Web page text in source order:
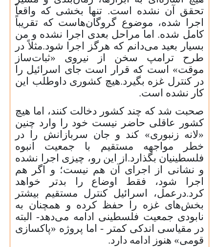
تحقق آن نشده است. تنها بخشی که واقعاً
اجرا شده، موضوع گروگان‌هاست که تقریباً
کامل شده. اما مراحل بعدی اجرا نشده و من
بسیار بعید می‌دانم که هرگز اجرا شود.مثلاً در
طرح ترامپ سخن از نیروی «ثبات‌ساز
موقت» است که قرار است جای اسرائیل را
در کنترل غزه بگیرد.هیچ کشوری داوطلب این
کار نشده است.
صحبت شد که چند کشور دخالت کنند، اما هیچ
کشور عاقلی حاضر نیست خود را وارد چنین
«لانه زنبوری» کند و جان سربازانش را در
خطر مواجهه مستقیم با جمعیت انبوه
فلسطینیان بگذارد.از این رو، چیزی اجرا نشده
و نشانی از اجرای آن هم نیست؛ و اگر هم
اجرا شود، فقط اوضاع را بدتر خواهد
کرد.درعمل، اسرائیل کنترل مستقیم بیشتر
بخش‌های غزه را حفظ کرده و همچنان به
نابودی جمعیت فلسطینی ادامه می‌دهد- البته
در مقیاسی اندکی کمتر - اما پروژه «پاکسازی
قومی» هنوز ادامه دارد.